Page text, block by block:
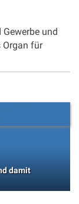
und
Organ für
damit